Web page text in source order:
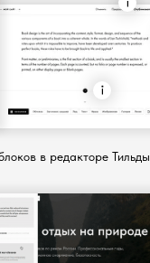
в редакторе Тильды